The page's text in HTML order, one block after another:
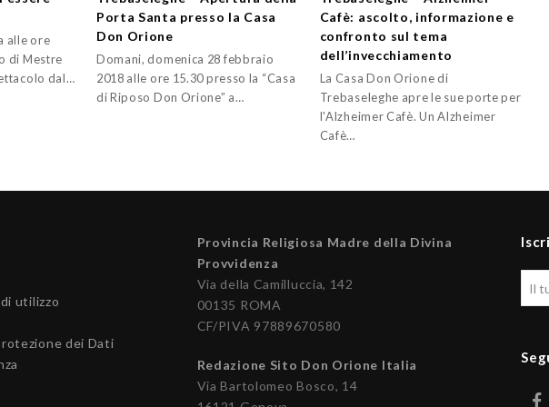
alle ore
di Mestre
dal…
Porta Santa presso la Casa
Don Orione
Domani, domenica 28 febbraio
2018 alle ore 15.30 presso la “Casa
di Riposo Don Orione” a…
Cafè: ascolto, informazione e
confronto sul tema
dell’invecchiamento
La Casa Don Orione di
Trebaseleghe apre le sue porte per
l'Alzheimer Cafè. Un Alzheimer
Cafè…
utilizzo
dei Dati
Provincia Religiosa Madre della Divina
Provvidenza
Via della Camilluccia, 142
00135 ROMA
CF/PIVA 97889670580
Redazione Sito Don Orione Italia
Via Bartolomeo Bosco, 14